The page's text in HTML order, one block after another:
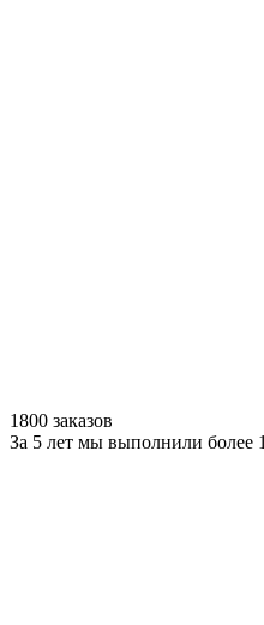
1800 заказов
За 5 лет мы выполнили более